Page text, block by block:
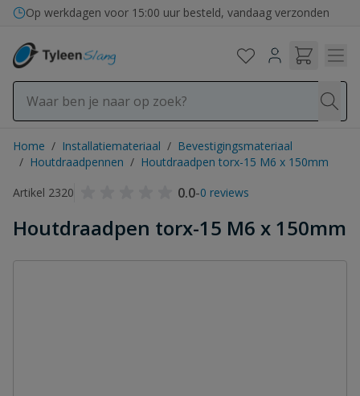
Ga naar de inhoud
Op werkdagen voor 15:00 uur besteld, vandaag verzonden
Home / Installatiemateriaal / Bevestigingsmateriaal
/ Houtdraadpennen / Houtdraadpen torx-15 M6 x 150mm
Artikel 2320
0.0-0 reviews
Houtdraadpen torx-15 M6 x 150mm